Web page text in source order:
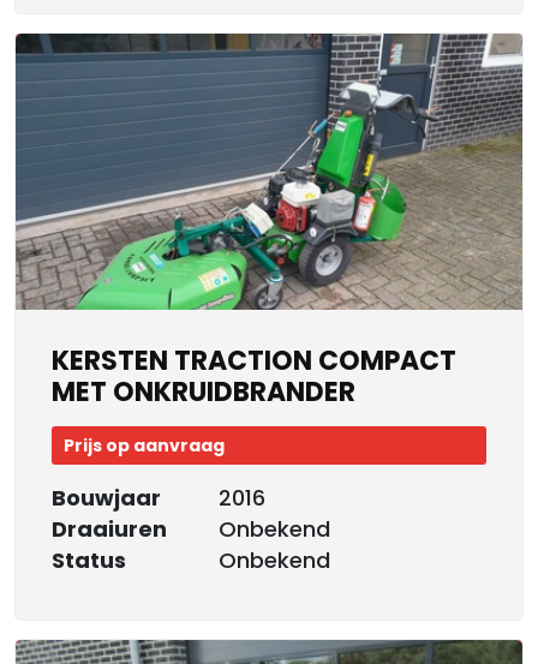
KERSTEN TRACTION COMPACT
MET ONKRUIDBRANDER
Prijs op aanvraag
Bouwjaar
2016
Draaiuren
Onbekend
Status
Onbekend